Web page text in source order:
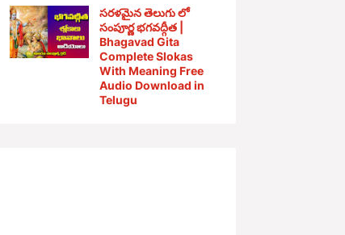
సరళమైన తెలుగు లో
సంపూర్ణ భగవద్గీత |
Bhagavad Gita
Complete Slokas
With Meaning Free
Audio Download in
Telugu